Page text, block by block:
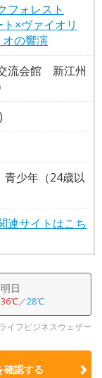
フォレスト
×ヴァイオリ
の響演
流会館 新江州
青少年（24歳以
連サイトはこち
明日
36℃／28℃
イフビジネスウェザー
確認する